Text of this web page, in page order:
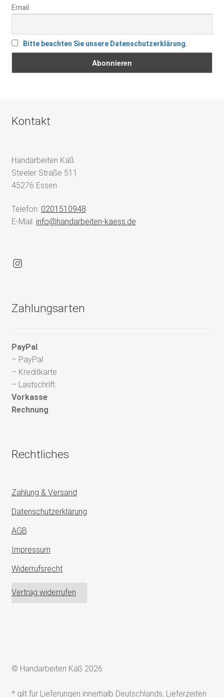
Email
Bitte beachten Sie unsere Datenschutzerklärung.
Kontakt
Handarbeiten Käß
Steeler Straße 511
45276 Essen
Telefon: 0201510948
E-Mail: info@handarbeiten-kaess.de
Instagram
Zahlungsarten
PayPal
– PayPal
– Kreditkarte
– Lastschrift
Vorkasse
Rechnung
Rechtliches
Zahlung & Versand
Datenschutzerklärung
AGB
Impressum
Widerrufsrecht
Vertrag widerrufen
© Handarbeiten Käß 2026
* gilt für Lieferungen innerhalb Deutschlands, Lieferzeiten